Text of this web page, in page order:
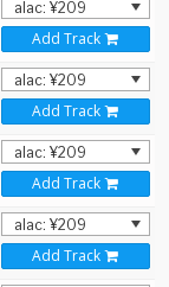
Add Track
Add Track
Add Track
Add Track